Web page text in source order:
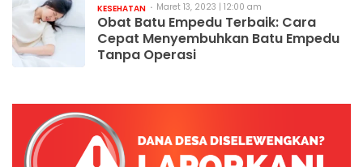
KESEHATAN Maret 13, 2023 | 12:00 am
Obat Batu Empedu Terbaik: Cara
Cepat Menyembuhkan Batu Empedu
Tanpa Operasi